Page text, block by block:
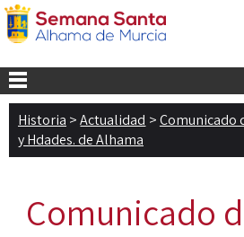
Historia >Actualidad >Comunicado
y Hdades. de Alhama
Comunicado